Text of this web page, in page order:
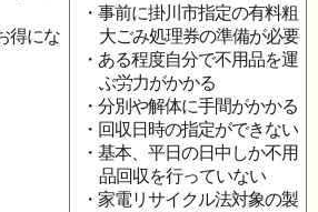
得にな
・事前に掛川市指定の有料粗
大ごみ処理券の準備が必要
・ある程度自分で不用品を運
ぶ労力がかかる
・分別や解体に手間がかかる
・回収日時の指定ができない
・基本、平日の日中しか不用
品回収を行っていない
・家電リサイクル法対象の製